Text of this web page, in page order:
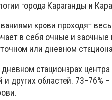
города Караганды и
крови проходят
в себя очные и заочные
или дневном
стационарах
других областей. 73–76%